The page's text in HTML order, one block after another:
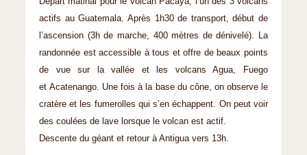
actifs au Guatemala. Après 1h30 de transport, début de
l’ascension (3h de marche, 400 mètres de dénivelé). La
randonnée est accessible à tous et offre de beaux points
de vue sur la vallée et les volcans Agua, Fuego
et Acatenango. Une fois à la base du cône, on observe le
cratère et les fumerolles qui s’en échappent. On peut voir
des coulées de lave lorsque le volcan est actif.
Descente du géant et retour à Antigua vers 13h.